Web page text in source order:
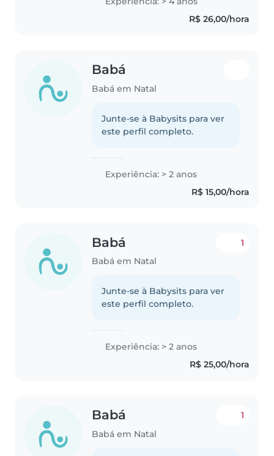
R$ 26,00/hora
Babá
Babá em Natal
Junte-se à Babysits para ver
este perfil completo.
Experiência: > 2 anos
R$ 15,00/hora
Babá
Babá em Natal
1
Junte-se à Babysits para ver
este perfil completo.
Experiência: > 2 anos
R$ 25,00/hora
Babá
Babá em Natal
1